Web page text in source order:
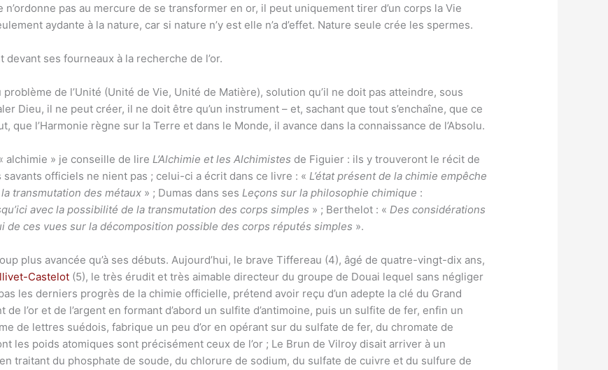
n’ordonne pas au mercure de se transformer en or, il peut uniquement tirer d’un corps la Vie
aydante à la nature, car si nature n’y est elle n’a d’effet. Nature seule crée les spermes.
ses fourneaux à la recherche de l’or.
de l’Unité (Unité de Vie, Unité de Matière), solution qu’il ne doit pas atteindre, sous
Dieu, il ne peut créer, il ne doit être qu’un instrument – et, sachant que tout s’enchaîne, que ce
que l’Harmonie règne sur la Terre et dans le Monde, il avance dans la connaissance de l’Absolu.
alchimie » je conseille de lireL’Alchimie et les Alchimistes de Figuier : ils y trouveront le récit de
officiels ne nient pas ; celui-ci a écrit dans ce livre : «L’état présent de la chimie empêche
transmutation des métaux » ; Dumas dans sesLeçons sur la philosophie chimique :
avec la possibilité de la transmutation des corps simples » ; Berthelot : «Des considérations
de ces vues sur la décomposition possible des corps réputés simples ».
plus avancée qu’à ses débuts. Aujourd’hui, le brave Tiffereau (4), âgé de quatre-vingt-dix ans,
Castelot (5), le très érudit et très aimable directeur du groupe de Douai lequel sans négliger
les derniers progrès de la chimie officielle, prétend avoir reçu d’un adepte la clé du Grand
l’or et de l’argent en formant d’abord un sulfite d’antimoine, puis un sulfite de fer, enfin un
de lettres suédois, fabrique un peu d’or en opérant sur du sulfate de fer, du chromate de
les poids atomiques sont précisément ceux de l’or ; Le Brun de Vilroy disait arriver à un
traitant du phosphate de soude, du chlorure de sodium, du sulfate de cuivre et du sulfure de